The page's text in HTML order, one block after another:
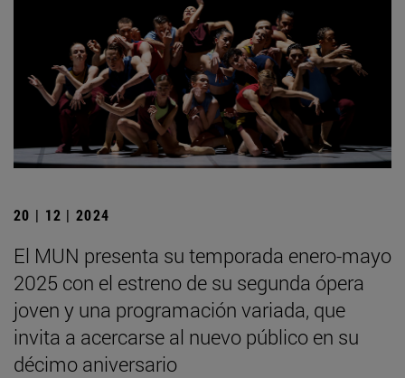
20 | 12 | 2024
El MUN presenta su temporada enero-mayo
2025 con el estreno de su segunda ópera
joven y una programación variada, que
invita a acercarse al nuevo público en su
décimo aniversario